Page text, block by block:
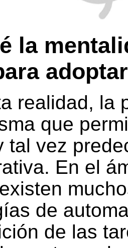
la
realidad, la
que
tal vez
En el
de
de las